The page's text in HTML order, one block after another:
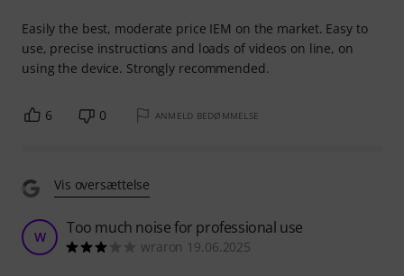
Easily the best, moderate price IEM on the market. Easy to
use, precise instructions and loads of videos on line, on
using the device. Strongly recommended.
6 0 ANMELD BEDØMMELSE
Vis oversættelse
W Too much noise for professional use
wraron 19.06.2025